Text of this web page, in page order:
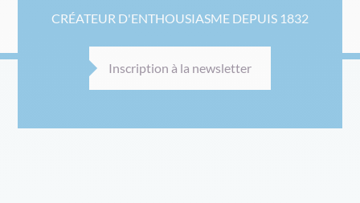
CRÉATEUR D'ENTHOUSIASME DEPUIS 1832
Inscription à la newsletter